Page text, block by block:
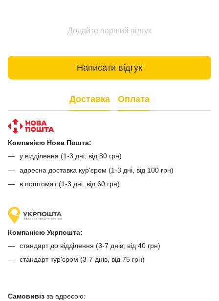
Додайте перший відгук
Написати відгук
Доставка Оплата
Компанією Нова Пошта:
у відділення (1-3 дні, від 80 грн)
адресна доставка кур'єром (1-3 дні, від 100 грн)
в поштомат (1-3 дні, від 60 грн)
Компанією Укрпошта:
стандарт до відділення (3-7 днів, від 40 грн)
стандарт кур'єром (3-7 днів, від 75 грн)
Самовивіз за адресою: